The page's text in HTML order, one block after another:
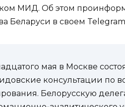
МИД. Об этом
Беларуси в своем
мая в Москве
консультации по
Белорусскую